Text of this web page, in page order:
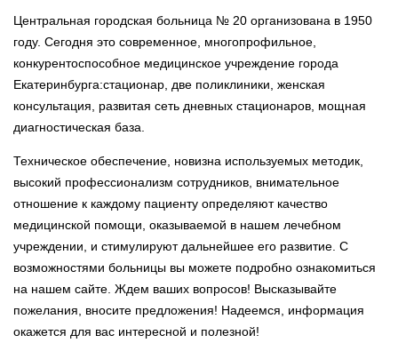
Центральная городская больница № 20 организована в 1950
году. Сегодня это современное, многопрофильное,
конкурентоспособное медицинское учреждение города
Екатеринбурга:стационар, две поликлиники, женская
консультация, развитая сеть дневных стационаров, мощная
диагностическая база.
Техническое обеспечение, новизна используемых методик,
высокий профессионализм сотрудников, внимательное
отношение к каждому пациенту определяют качество
медицинской помощи, оказываемой в нашем лечебном
учреждении, и стимулируют дальнейшее его развитие. С
возможностями больницы вы можете подробно ознакомиться
на нашем сайте. Ждем ваших вопросов! Высказывайте
пожелания, вносите предложения! Надеемся, информация
окажется для вас интересной и полезной!